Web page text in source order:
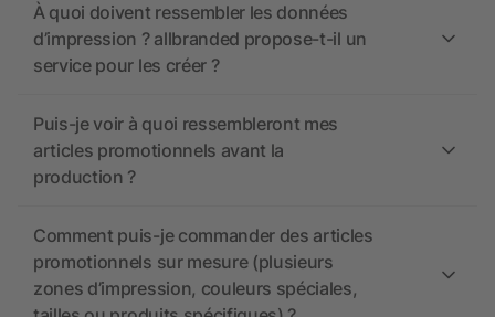
À quoi doivent ressembler les données
d’impression ? allbranded propose-t-il un
service pour les créer ?
Puis-je voir à quoi ressembleront mes
articles promotionnels avant la
production ?
Comment puis-je commander des articles
promotionnels sur mesure (plusieurs
zones d’impression, couleurs spéciales,